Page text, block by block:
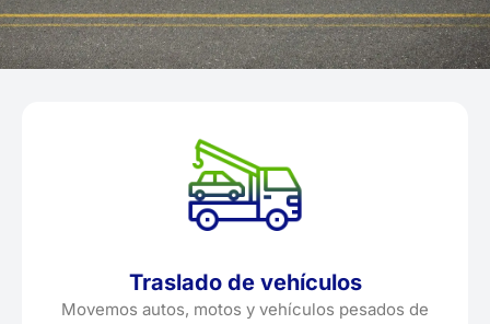
Traslado de vehículos
Movemos autos, motos y vehículos pesados de